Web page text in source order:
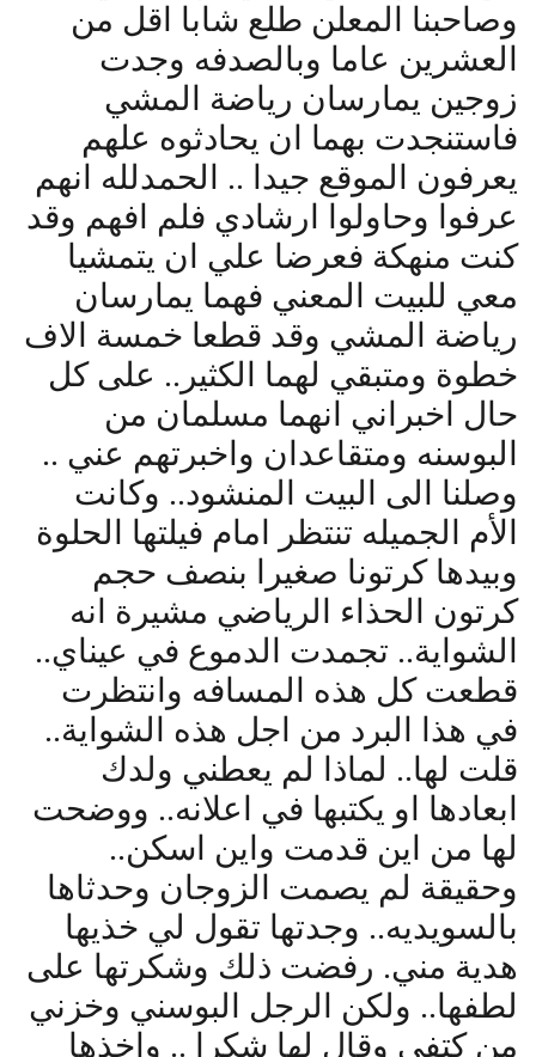
وصاحبنا المعلن طلع شابا اقل من
العشرين عاما وبالصدفه وجدت
زوجين يمارسان رياضة المشي
فاستنجدت بهما ان يحادثوه علهم
يعرفون الموقع جيدا .. الحمدلله انهم
عرفوا وحاولوا ارشادي فلم افهم وقد
كنت منهكة فعرضا علي ان يتمشيا
معي للبيت المعني فهما يمارسان
رياضة المشي وقد قطعا خمسة الاف
خطوة ومتبقي لهما الكثير.. على كل
حال اخبراني انهما مسلمان من
البوسنه ومتقاعدان واخبرتهم عني ..
وصلنا الى البيت المنشود.. وكانت
الأم الجميله تنتظر امام فيلتها الحلوة
وبيدها كرتونا صغيرا بنصف حجم
كرتون الحذاء الرياضي مشيرة انه
الشواية.. تجمدت الدموع في عيناي..
قطعت كل هذه المسافه وانتظرت
في هذا البرد من اجل هذه الشواية..
قلت لها.. لماذا لم يعطني ولدك
ابعادها او يكتبها في اعلانه.. ووضحت
لها من اين قدمت واين اسكن..
وحقيقة لم يصمت الزوجان وحدثاها
بالسويديه.. وجدتها تقول لي خذيها
هدية مني. رفضت ذلك وشكرتها على
لطفها.. ولكن الرجل البوسني وخزني
من كتفي وقال لها شكرا .. واخذها